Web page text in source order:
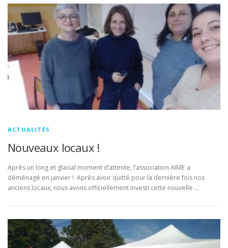
ACTUALITÉS
Nouveaux locaux !
Après un long et glacial moment d’attente, l’association AIME a
déménagé en janvier ! Après avoir quitté pour la dernière fois nos
anciens locaux, nous avons officiellement investi cette nouvelle …